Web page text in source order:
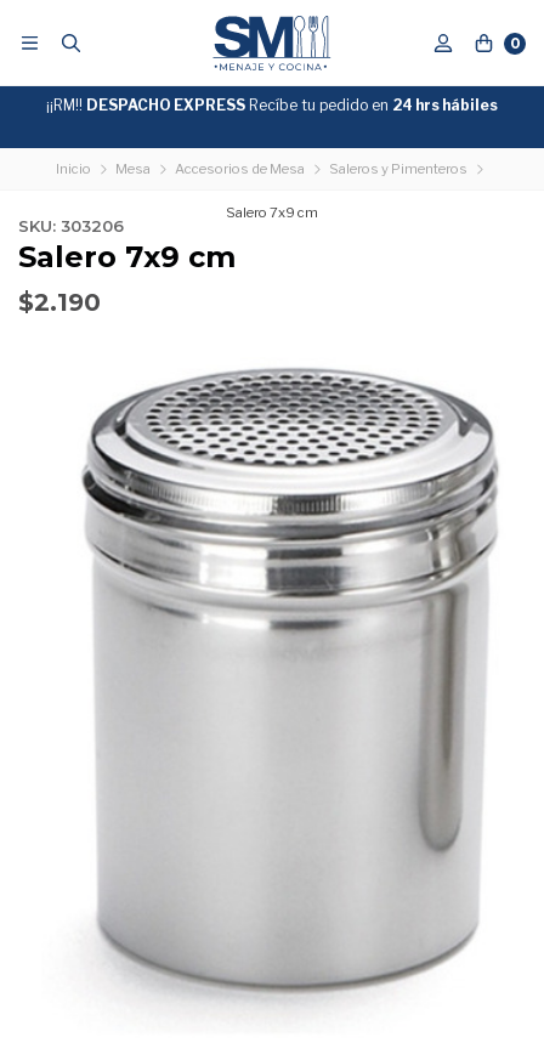
0
GRATIS
SOBRE
¡¡RM!! DESPACHO EXPRESS Recíbe tu pedido en 24 hrs hábiles
Inicio Mesa Accesorios de Mesa Saleros y Pimenteros
Salero 7x9 cm
SKU: 303206
Salero 7x9 cm
$2.190